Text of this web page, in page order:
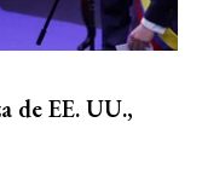
de EE. UU.,